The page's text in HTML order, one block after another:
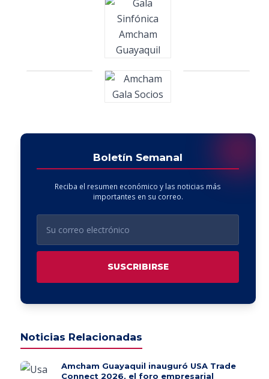
Boletín Semanal
Reciba el resumen económico y las noticias más
importantes en su correo.
SUSCRIBIRSE
Noticias Relacionadas
Amcham Guayaquil inauguró USA Trade
Connect 2026, el foro empresarial